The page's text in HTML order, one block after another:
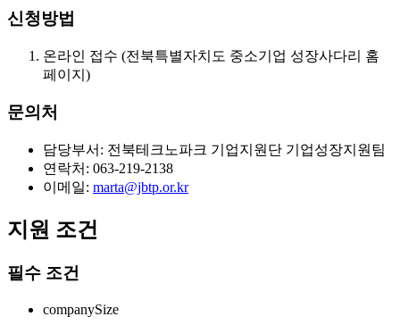
신청방법
온라인 접수 (전북특별자치도 중소기업 성장사다리 홈
페이지)
문의처
담당부서: 전북테크노파크 기업지원단 기업성장지원팀
연락처: 063-219-2138
이메일: marta@jbtp.or.kr
지원 조건
필수 조건
companySize